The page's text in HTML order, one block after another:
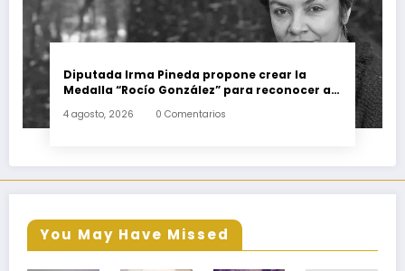
Diputada Irma Pineda propone crear la
Medalla “Rocío González” para reconocer a
4 agosto, 2026 0 Comentarios
You May Have Missed